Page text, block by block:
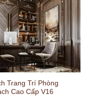
Trang Trí Phòng
Cao Cấp V16